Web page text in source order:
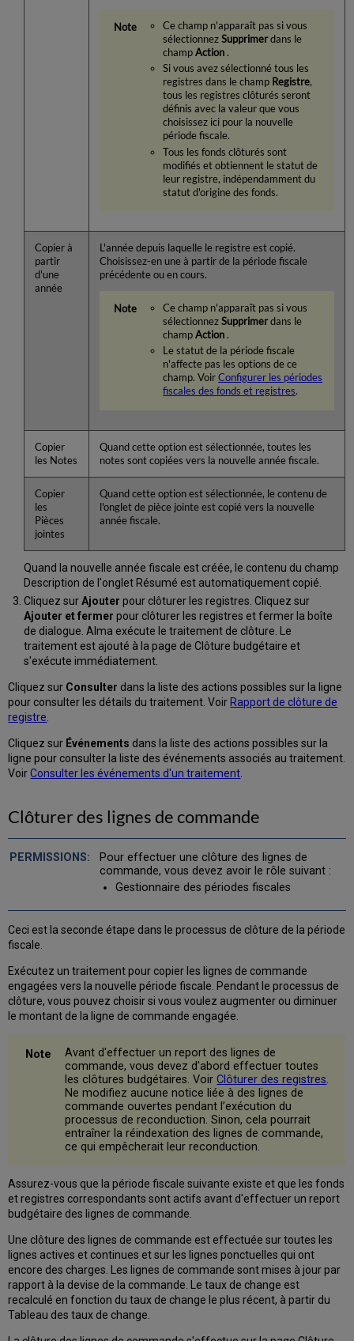
Ce champ n'apparaît pas si vous
sélectionnezSupprimerdans le
champAction .
Si vous avez sélectionné tous les
registres dans le champ Registre,
tous les registres clôturés seront
définis avec la valeur que vous
choisissez ici pour la nouvelle
période fiscale.
Tous les fonds clôturés sont
modifiés et obtiennent le statut de
leur registre, indépendamment du
statut d'origine des fonds.
Copier à
partir
d'une
année
L'année depuis laquelle le registre est copié.
Choisissez-en une à partir de la période fiscale
précédente ou en cours.
Ce champ n'apparaît pas si vous
sélectionnezSupprimerdans le
champAction .
Le statut de la période fiscale
n'affecte pas les options de ce
champ. VoirConfigurer les périodes
fiscales des fonds et registres.
Copier
les Notes
Quand cette option est sélectionnée, toutes les
notes sont copiées vers la nouvelle année fiscale.
Copier
les
Pièces
jointes
Quand cette option est sélectionnée, le contenu de
l'onglet de pièce jointe est copié vers la nouvelle
année fiscale.
Quand la nouvelle année fiscale est créée, le contenu du champ
Description de l'onglet Résumé est automatiquement copié.
Cliquez surAjouter pour clôturer les registres. Cliquez sur
Ajouter et fermer pour clôturer les registres et fermer la boîte
de dialogue. Alma exécute le traitement de clôture. Le
traitement est ajouté à la page de Clôture budgétaire et
s'exécute immédiatement.
Cliquez sur Consulter dans la liste des actions possibles sur la ligne
pour consulter les détails du traitement. Voir Rapport de clôture de
registre
Cliquez sur Événements dans la liste des actions possibles sur la
ligne pour consulter la liste des événements associés au traitement.
VoirConsulter les événements d'un traitement
Clôturer des lignes de commande
Pour effectuer une clôture des lignes de
commande, vous devez avoir le rôle suivant :
Gestionnaire des périodes fiscales
Ceci est la seconde étape dans le processus de clôture de la période
fiscale.
Exécutez un traitement pour copier les lignes de commande
engagées vers la nouvelle période fiscale. Pendant le processus de
clôture, vous pouvez choisir si vous voulez augmenter ou diminuer
le montant de la ligne de commande engagée.
Avant d'effectuer un report des lignes de
commande, vous devez d'abord effectuer toutes
les clôtures budgétaires. VoirClôturer des registres.
Ne modifiez aucune notice liée à des lignes de
commande ouvertes pendant l’exécution du
processus de reconduction. Sinon, cela pourrait
entraîner la réindexation des lignes de commande,
ce qui empêcherait leur reconduction.
Assurez-vous que la période fiscale suivante existe et que les fonds
et registres correspondants sont actifs avant d'effectuer un report
budgétaire des lignes de commande.
Une clôture des lignes de commande est effectuée sur toutes les
lignes actives et continues et sur les lignes ponctuelles qui ont
encore des charges. Les lignes de commande sont mises à jour par
rapport à la devise de la commande. Le taux de change est
recalculé en fonction du taux de change le plus récent, à partir du
Tableau des taux de change.